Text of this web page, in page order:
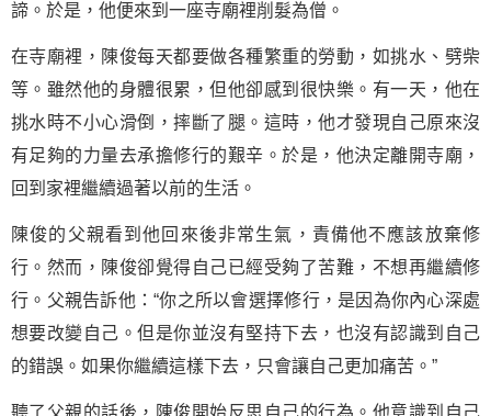
諦。於是，他便來到一座寺廟裡削髮為僧。
在寺廟裡，陳俊每天都要做各種繁重的勞動，如挑水、劈柴
等。雖然他的身體很累，但他卻感到很快樂。有一天，他在
挑水時不小心滑倒，摔斷了腿。這時，他才發現自己原來沒
有足夠的力量去承擔修行的艱辛。於是，他決定離開寺廟，
回到家裡繼續過著以前的生活。
陳俊的父親看到他回來後非常生氣，責備他不應該放棄修
行。然而，陳俊卻覺得自己已經受夠了苦難，不想再繼續修
行。父親告訴他：“你之所以會選擇修行，是因為你內心深處
想要改變自己。但是你並沒有堅持下去，也沒有認識到自己
的錯誤。如果你繼續這樣下去，只會讓自己更加痛苦。”
聽了父親的話後，陳俊開始反思自己的行為。他意識到自己